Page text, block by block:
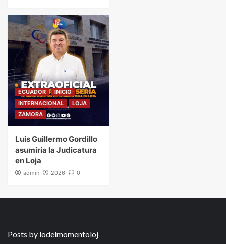
ECUADOR
INICIO
INTERNACIONAL
LOJA
ZAMORA
Luis Guillermo Gordillo
asumiría la Judicatura
en Loja
admin 2026 0
Posts by lodelmomentoloj